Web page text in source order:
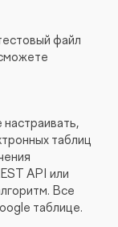
файл
таблиц
API или
Все
таблице.